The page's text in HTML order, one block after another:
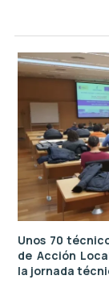
Unos 70
de Acción
la jornada